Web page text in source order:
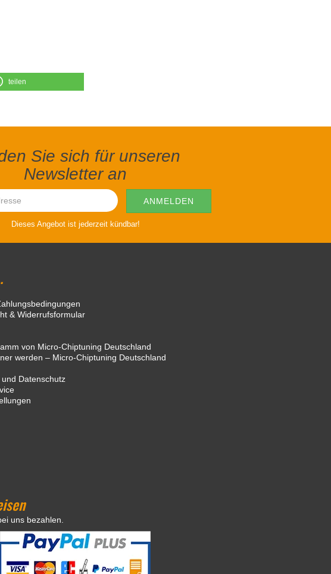
teilen
Sie sich für unseren
Newsletter an
Dieses Angebot ist jederzeit kündbar!
& Widerrufsformular
von Micro-Chiptuning Deutschland
werden – Micro-Chiptuning Deutschland
Datenschutz
uns bezahlen.